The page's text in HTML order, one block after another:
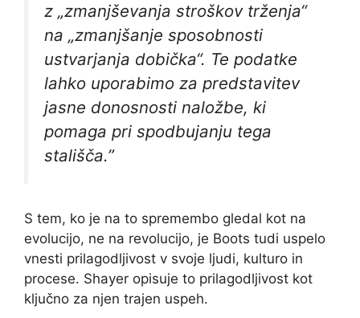
z „zmanjševanja stroškov trženja“
na „zmanjšanje sposobnosti
ustvarjanja dobička“. Te podatke
lahko uporabimo za predstavitev
jasne donosnosti naložbe, ki
pomaga pri spodbujanju tega
stališča.”
S tem, ko je na to spremembo gledal kot na
evolucijo, ne na revolucijo, je Boots tudi uspelo
vnesti prilagodljivost v svoje ljudi, kulturo in
procese. Shayer opisuje to prilagodljivost kot
ključno za njen trajen uspeh.